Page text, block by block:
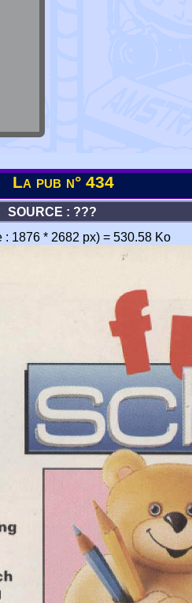
La pub n° 434
SOURCE : ???
: 1876 * 2682 px) = 530.58 Ko